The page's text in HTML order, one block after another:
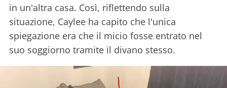
in un'altra casa. Così, riflettendo sulla
situazione, Caylee ha capito che l'unica
spiegazione era che il micio fosse entrato nel
suo soggiorno tramite il divano stesso.